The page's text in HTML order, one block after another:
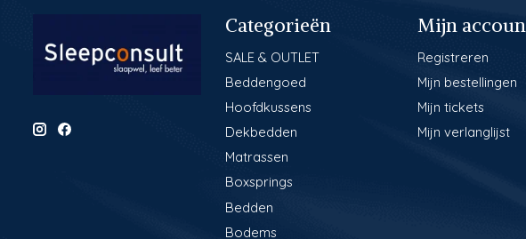
Categorieën
SALE & OUTLET
Beddengoed
Hoofdkussens
Dekbedden
Matrassen
Boxsprings
Bedden
Bodems
Mijn
Registreren
Mijn bestellingen
Mijn tickets
Mijn verlanglijst